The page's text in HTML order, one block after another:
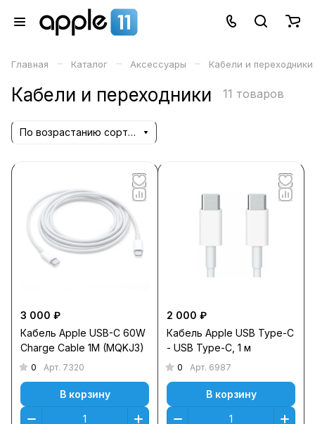
Главная – Каталог – Аксессуары – Кабели и переходники
Кабели и переходники 11 товаров
По возрастанию сортировки
3 000 ₽
Кабель Apple USB-C 60W
Charge Cable 1M (MQKJ3)
0 Арт. 7320
В корзину
2 000 ₽
Кабель Apple USB Type-C
- USB Type-C, 1 м
0 Арт. 6987
В корзину